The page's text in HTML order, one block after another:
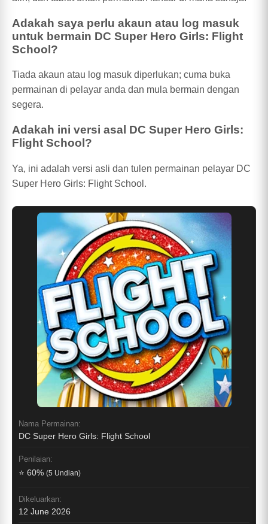
Adakah saya perlu akaun atau log masuk
untuk bermain DC Super Hero Girls: Flight
School?
Tiada akaun atau log masuk diperlukan; cuma buka
permainan di pelayar anda dan mula bermain dengan
segera.
Adakah ini versi asal DC Super Hero Girls:
Flight School?
Ya, ini adalah versi asli dan tulen permainan pelayar DC
Super Hero Girls: Flight School.
Nama Permainan:
DC Super Hero Girls: Flight School
Penilaian:
⭐ 60% (5 Undian)
Dikeluarkan:
12 June 2026